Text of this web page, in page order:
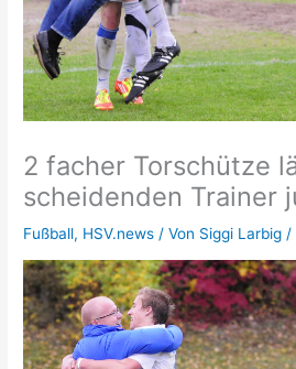
2 facher Torschütze
scheidenden Trainer
Fußball, HSV.news / Von Siggi Larbig/